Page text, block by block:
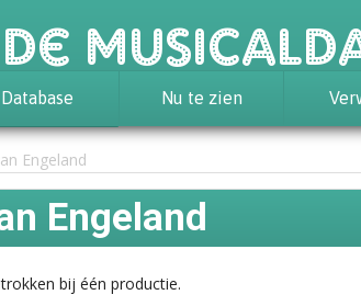
De
Database
Awards
Nu te zien
Engeland
Engeland
bij één productie.